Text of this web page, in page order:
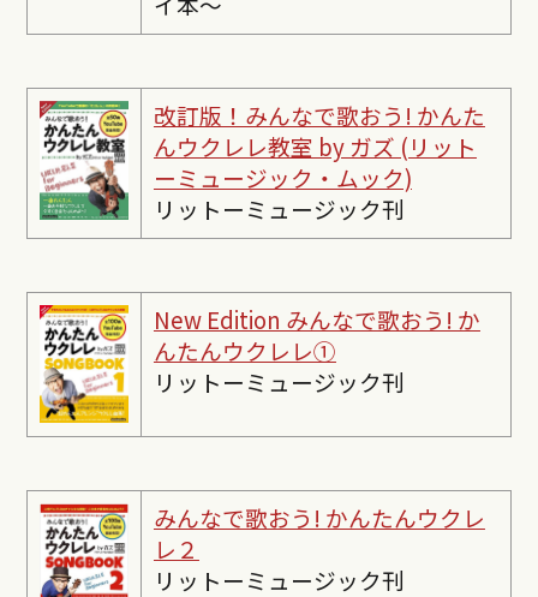
改訂版！みんなで歌おう! かんた
んウクレレ教室 by ガズ (リット
ーミュージック・ムック)
リットーミュージック刊
New Edition みんなで歌おう! か
んたんウクレレ①
リットーミュージック刊
みんなで歌おう! かんたんウクレ
レ２
リットーミュージック刊